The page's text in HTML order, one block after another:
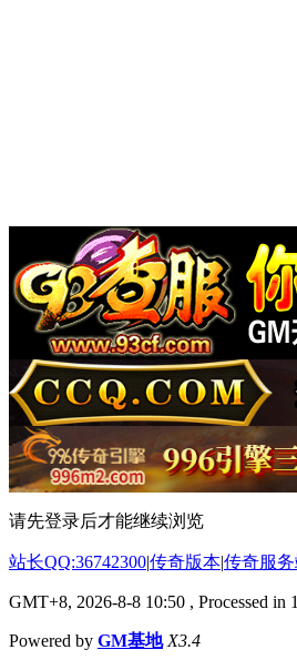
请先登录后才能继续浏览
站长QQ:36742300|传奇版本|传奇服
GMT+8, 2026-8-8 10:50 , Processed in
Powered by GM基地 X3.4